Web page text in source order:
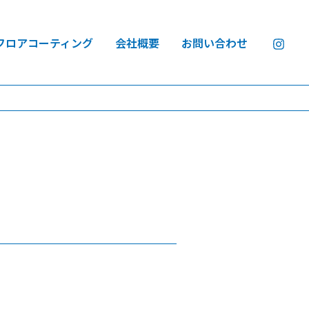
ロアコーティング 会社概要 お問い合わせ